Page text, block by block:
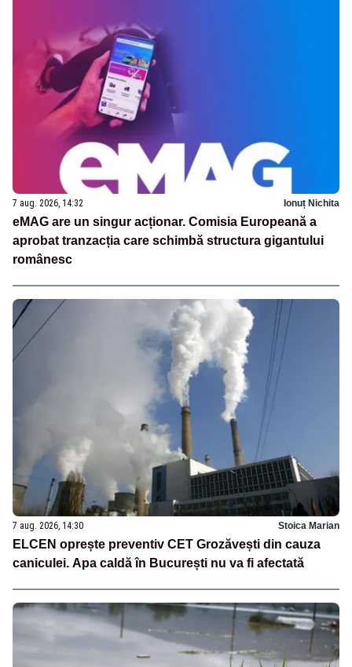
7 aug. 2026, 14:32 Ionuț Nichita
eMAG are un singur acționar. Comisia Europeană a
aprobat tranzacția care schimbă structura gigantului
românesc
7 aug. 2026, 14:30 Stoica Marian
ELCEN oprește preventiv CET Grozăvești din cauza
caniculei. Apa caldă în București nu va fi afectată